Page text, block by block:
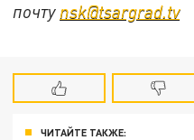
почту nsk@tsargrad.tv
ЧИТАЙТЕ ТАКЖЕ: